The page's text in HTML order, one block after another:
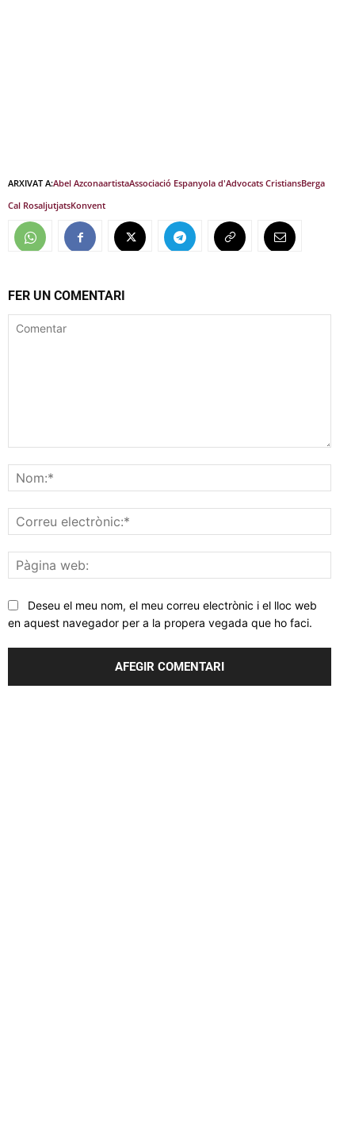
ARXIVAT A:Abel AzconaartistaAssociació Espanyola d'Advocats CristiansBerga
Cal RosaljutjatsKonvent
FER UN COMENTARI
web:
Deseu el meu nom, el meu correu electrònic i el lloc web
en aquest navegador per a la propera vegada que ho faci.